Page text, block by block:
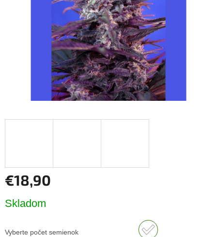
€18,90
cena:
Skladom
Vyberte počet semienok